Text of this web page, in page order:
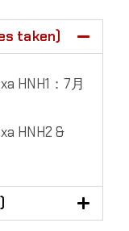
taken)
HNH1：7月
HNH2 &